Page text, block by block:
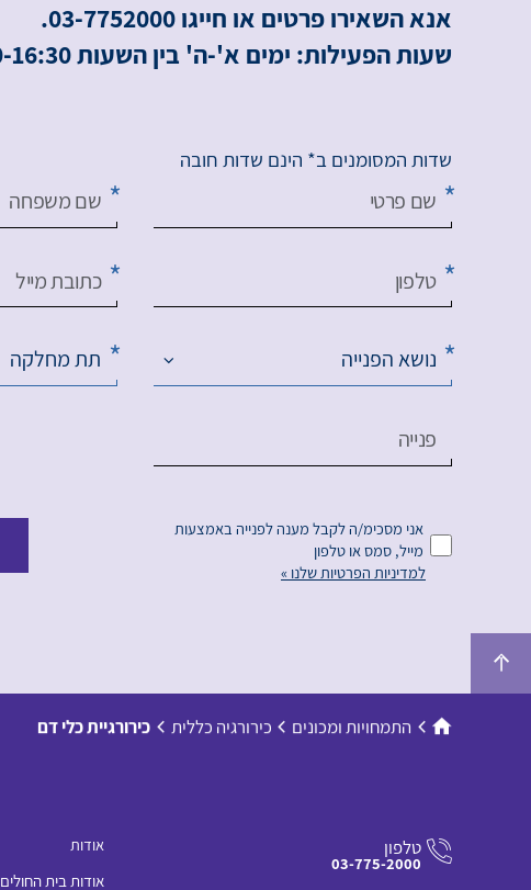
אנא השאירו פרטים או חייגו 03-7752000.
שעות הפעילות: ימים א'-ה' בין השעות 8:00-16:30.
שדות המסומנים ב* הינם שדות חובה
שם פרטי שם משפחה
טלפון כתובת מייל
נושא הפנייה תת מחלקה
פנייה
אני מסכימ/ה לקבל מענה לפנייה באמצעות
מייל, סמס או טלפון
למדיניות הפרטיות שלנו »
התמחויות ומכונים כירורגיה כללית כירורגיית כלי דם
טלפון
03-775-2000
אודות
אודות בית החולים